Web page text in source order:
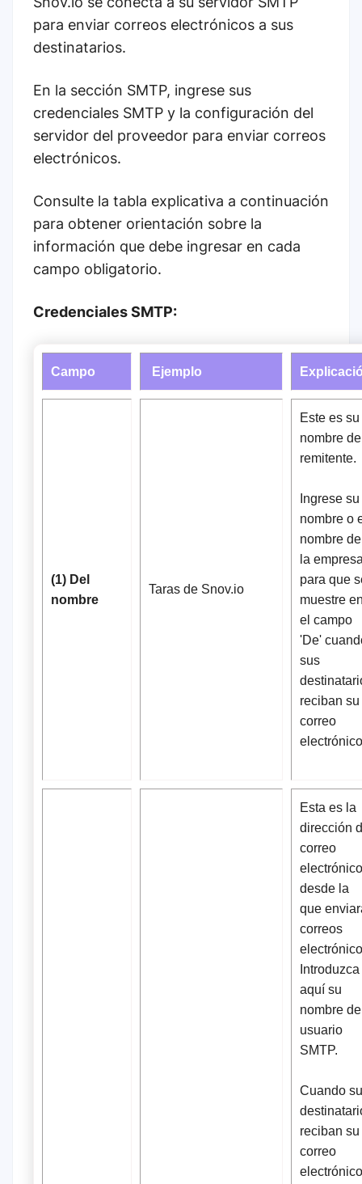
para enviar correos electrónicos a sus
destinatarios.
En la sección SMTP, ingrese sus
credenciales SMTP y la configuración del
servidor del proveedor para enviar correos
electrónicos.
Consulte la tabla explicativa a continuación
para obtener orientación sobre la
información que debe ingresar en cada
campo obligatorio.
Credenciales SMTP:
Campo Ejemplo
(1) Del
nombre
Taras de Snov.io
Este es su
nombre de
remitente.
Ingrese su
nombre o
nombre de
la
para que
muestre
el campo
'De'
sus
reciban su
correo
Esta es la
dirección
correo
electrónico
desde la
que
correos
Introduzca
aquí su
nombre de
usuario
SMTP.
Cuando
reciban su
correo